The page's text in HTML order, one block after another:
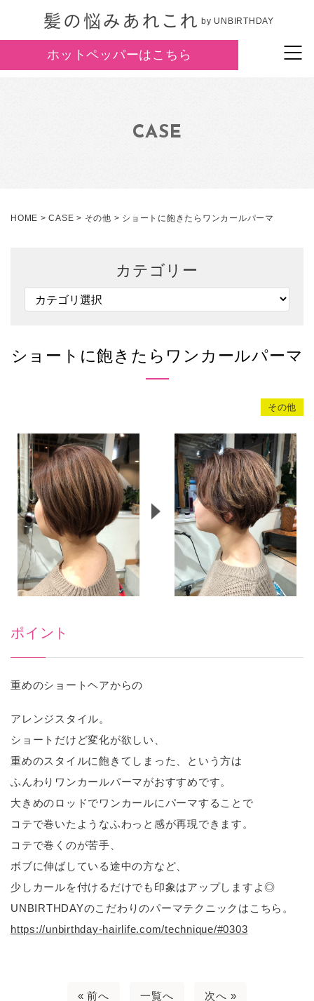
by UNBIRTHDAY
ホットペッパーはこちら
CASE
HOME >CASE > その他 > ショートに飽きたらワンカールパーマ
カテゴリー
ショートに飽きたらワンカールパーマ
その他
ポイント
重めのショートヘアからの
アレンジスタイル。
ショートだけど変化が欲しい、
重めのスタイルに飽きてしまった、という方は
ふんわりワンカールパーマがおすすめです。
大きめのロッドでワンカールにパーマすることで
コテで巻いたようなふわっと感が再現できます。
コテで巻くのが苦手、
ボブに伸ばしている途中の方など、
少しカールを付けるだけでも印象はアップしますよ◎
UNBIRTHDAYのこだわりのパーマテクニックはこちら。
https://unbirthday-hairlife.com/technique/#0303
« 前へ 一覧へ 次へ »